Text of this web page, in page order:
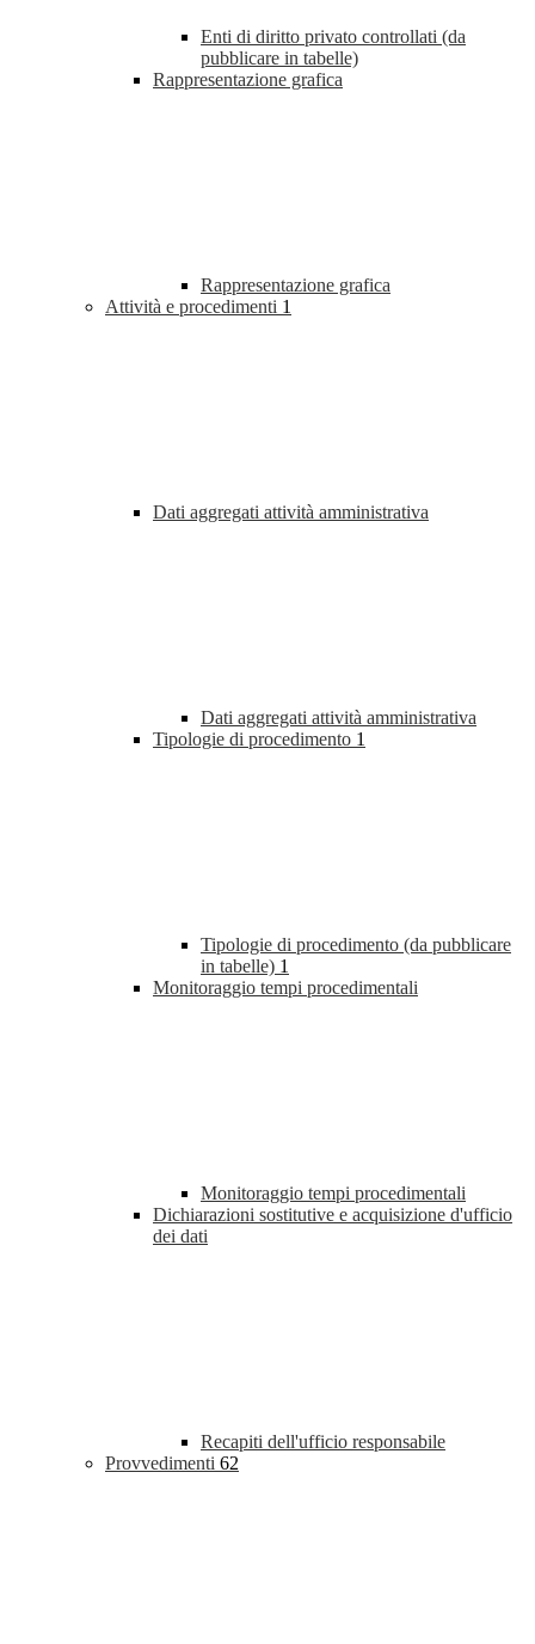
Enti di diritto privato controllati (da
pubblicare in tabelle)
Rappresentazione grafica
Rappresentazione grafica
Attività e procedimenti 1
Dati aggregati attività amministrativa
Dati aggregati attività amministrativa
Tipologie di procedimento 1
Tipologie di procedimento (da pubblicare
in tabelle) 1
Monitoraggio tempi procedimentali
Monitoraggio tempi procedimentali
Dichiarazioni sostitutive e acquisizione d'ufficio
dei dati
Recapiti dell'ufficio responsabile
Provvedimenti 62